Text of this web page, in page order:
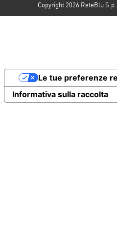
Copyright 2026 ReteBlu
Informativa sulla raccolta
Le tue preferenze